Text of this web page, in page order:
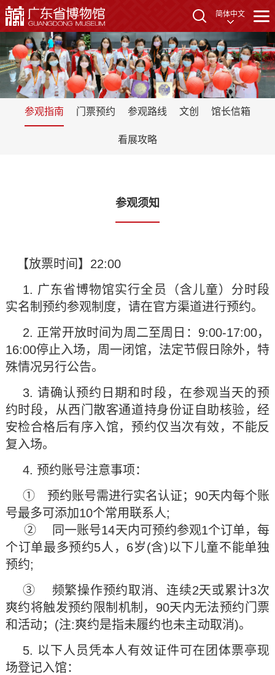
简体中文
参观指南 门票预约 参观路线 文创 馆长信箱
看展攻略
参观须知
【放票时间】22:00
1. 广东省博物馆实行全员（含儿童）分时段
实名制预约参观制度，请在官方渠道进行预约。
2. 正常开放时间为周二至周日：9:00-17:00，
16:00停止入场，周一闭馆，法定节假日除外，特
殊情况另行公告。
3. 请确认预约日期和时段，在参观当天的预
约时段，从西门散客通道持身份证自助核验，经
安检合格后有序入馆，预约仅当次有效，不能反
复入场。
4. 预约账号注意事项：
① 预约账号需进行实名认证；90天内每个账
号最多可添加10个常用联系人;
② 同一账号14天内可预约参观1个订单，每
个订单最多预约5人，6岁(含)以下儿童不能单独
预约;
③ 频繁操作预约取消、连续2天或累计3次
爽约将触发预约限制机制，90天内无法预约门票
和活动；(注:爽约是指未履约也未主动取消)。
5. 以下人员凭本人有效证件可在团体票亭现
场登记入馆：